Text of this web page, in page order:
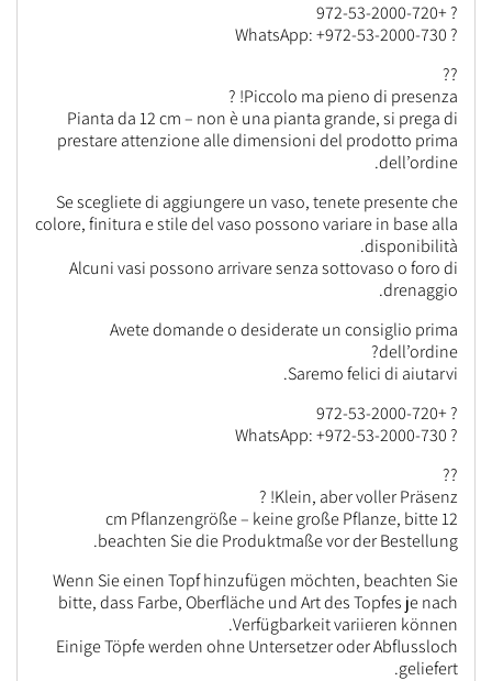
? +972-53-2000-720
? WhatsApp: +972-53-2000-730
??
Piccolo ma pieno di presenza! ?
Pianta da 12 cm – non è una pianta grande, si prega di
prestare attenzione alle dimensioni del prodotto prima
dell’ordine.
Se scegliete di aggiungere un vaso, tenete presente che
colore, finitura e stile del vaso possono variare in base alla
disponibilità.
Alcuni vasi possono arrivare senza sottovaso o foro di
drenaggio.
Avete domande o desiderate un consiglio prima
dell’ordine?
Saremo felici di aiutarvi.
? +972-53-2000-720
? WhatsApp: +972-53-2000-730
??
Klein, aber voller Präsenz! ?
12 cm Pflanzengröße – keine große Pflanze, bitte
beachten Sie die Produktmaße vor der Bestellung.
Wenn Sie einen Topf hinzufügen möchten, beachten Sie
bitte, dass Farbe, Oberfläche und Art des Topfes je nach
Verfügbarkeit variieren können.
Einige Töpfe werden ohne Untersetzer oder Abflussloch
geliefert.